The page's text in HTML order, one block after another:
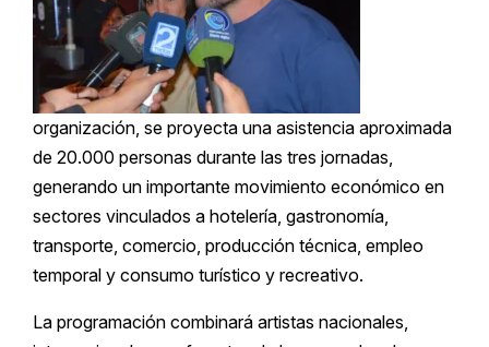
organización, se proyecta una asistencia aproximada
de 20.000 personas durante las tres jornadas,
generando un importante movimiento económico en
sectores vinculados a hotelería, gastronomía,
transporte, comercio, producción técnica, empleo
temporal y consumo turístico y recreativo.
La programación combinará artistas nacionales,